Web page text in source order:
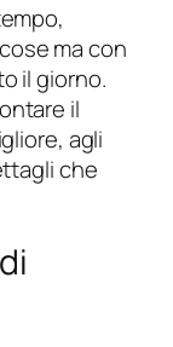
ma con
il giorno.
il
agli
che